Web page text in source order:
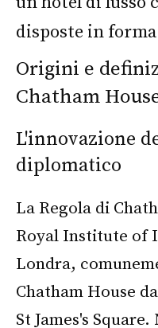
Origini e
Chatham
L'innovazione
diplomatico
La Regola di
Royal Institute of
Londra,
Chatham House
St James's